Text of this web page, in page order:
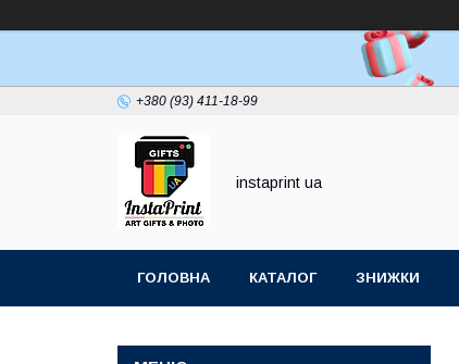
+380 (93) 411-18-99
instaprint ua
ГОЛОВНА КАТАЛОГ ЗНИЖКИ